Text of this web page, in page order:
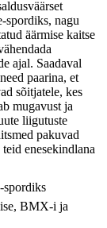
spordiks, nagu
äärmise kaitse
ajal. Saadaval
paarina, et
sõitjatele, kes
mugavust ja
liigutuste
pakuvad
enesekindlana
spordiks
BMX-i ja